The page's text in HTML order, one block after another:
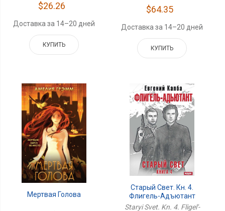
$26.26
Доставка за 14–20 дней
КУПИТЬ
$64.35
Доставка за 14–20 дней
КУПИТЬ
Мертвая Голова
Старый Свет. Кн. 4.
Флигель-Адъютант
Staryi Svet. Kn. 4. Fligel'-